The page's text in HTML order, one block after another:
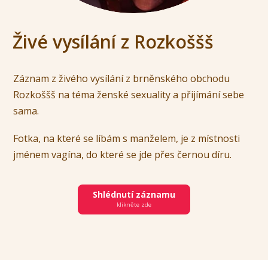
Živé vysílání z Rozkoššš
Záznam z živého vysílání z brněnského obchodu
Rozkoššš na téma ženské sexuality a přijímání sebe
sama.
Fotka, na které se líbám s manželem, je z místnosti
jménem vagína, do které se jde přes černou díru.
Shlédnutí záznamu
klikněte zde